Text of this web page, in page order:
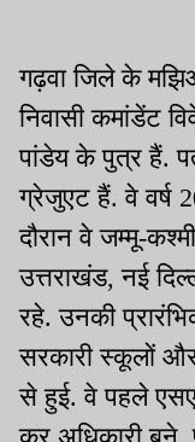
गढ़वा जिले के
निवासी कमांडेंट
पांडेय के पुत्र हैं.
ग्रेजुएट हैं. वे वर्ष
दौरान वे जम्मू-
उत्तराखंड, नई
रहे. उनकी
सरकारी स्कूलों और
से हुई. वे पहले